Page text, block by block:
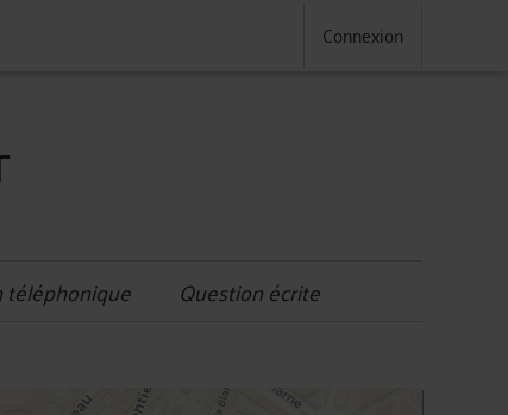
Connexion
téléphonique Question écrite